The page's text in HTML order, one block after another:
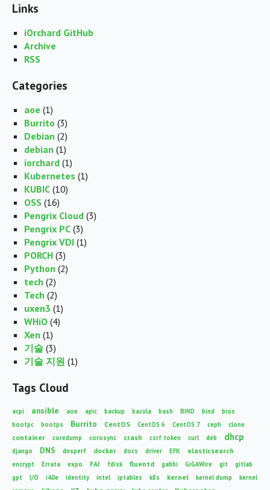
Links
iOrchard GitHub
Archive
RSS
Categories
aoe (1)
Burrito (3)
Debian (2)
debian (1)
iorchard (1)
Kubernetes (1)
KUBIC (10)
OSS (16)
Pengrix Cloud (3)
Pengrix PC (3)
Pengrix VDI (1)
PORCH (3)
Python (2)
tech (2)
Tech (2)
uxen3 (1)
WHiO (4)
Xen (1)
기술 (3)
기술 지원 (1)
Tags Cloud
acpi ansible aoe apic backup bacula bash BIND bind
bios
bootpc
bootps Burrito CentOS CentOS 6 CentOS 7 ceph clone
container coredump corosync crash csrf token curl deb dhcp
django DNS dnsperf docker docs driver EFK elasticsearch
encrypt Errata expo FAI fdisk fluentd gabbi GiGAWire git
gitlab
gpt
I/O i40e identity intel iptables k8s kernel kernel dump
kernel